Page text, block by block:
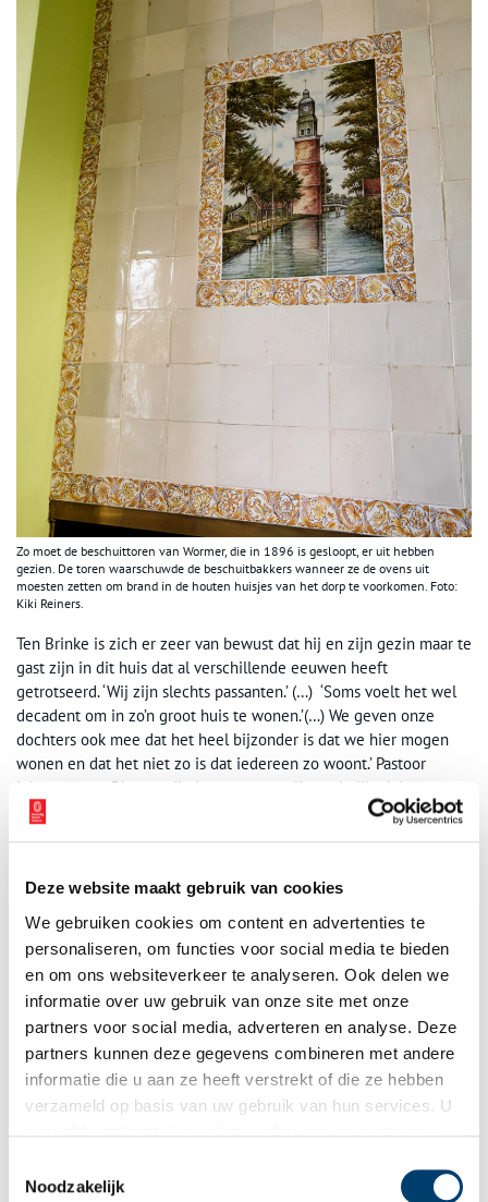
Deze website maakt gebruik van cookies
We gebruiken cookies om content en advertenties te
personaliseren, om functies voor social media te bieden
en om ons websiteverkeer te analyseren. Ook delen we
informatie over uw gebruik van onze site met onze
partners voor social media, adverteren en analyse. Deze
partners kunnen deze gegevens combineren met andere
informatie die u aan ze heeft verstrekt of die ze hebben
verzameld op basis van uw gebruik van hun services. U
Noodzakelijk
Zo moet de beschuittoren van Wormer, die in 1896 is gesloopt, er uit hebben
gezien. De toren waarschuwde de beschuitbakkers wanneer ze de ovens uit
moesten zetten om brand in de houten huisjes van het dorp te voorkomen. Foto:
Kiki Reiners.
Ten Brinke is zich er zeer van bewust dat hij en zijn gezin maar te
gast zijn in dit huis dat al verschillende eeuwen heeft
getrotseerd. ‘Wij zijn slechts passanten.’ (…) ‘Soms voelt het wel
decadent om in zo’n groot huis te wonen.’(…) We geven onze
dochters ook mee dat het heel bijzonder is dat we hier mogen
wonen en dat het niet zo is dat iedereen zo woont.’ Pastoor
Johannes van Riessen die in een voormalige schuilkerk in
Krommenie woont, denkt er net zo over. ‘Het huis is zoveel ouder
Het voormalige raadhuis van Wormer heeft nog steeds een
voorbeeldfunctie. Als bewoner Marcel op Koninginnedag de vlag
uithangt, volgt de buurt meestal vanzelf. Maar bij een
honderdjarige in het dorp op bezoek gaan zal hij wel niet, al lijkt
hij er aardig genoeg voor.